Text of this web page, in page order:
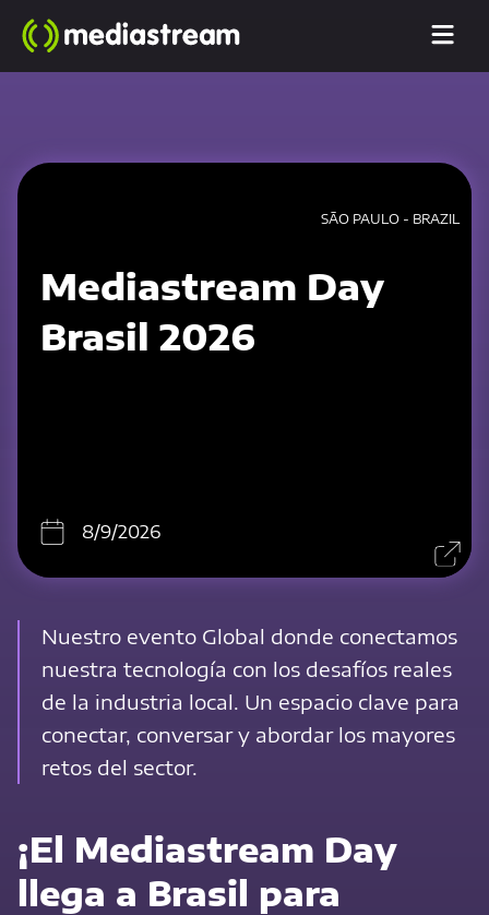
Mediastream Day
Brasil 2026
8/9/2026
SÃO PAULO - BRAZIL
Nuestro evento Global donde conectamos
nuestra tecnología con los desafíos reales
de la industria local. Un espacio clave para
conectar, conversar y abordar los mayores
retos del sector.
¡El Mediastream Day
llega a Brasil para